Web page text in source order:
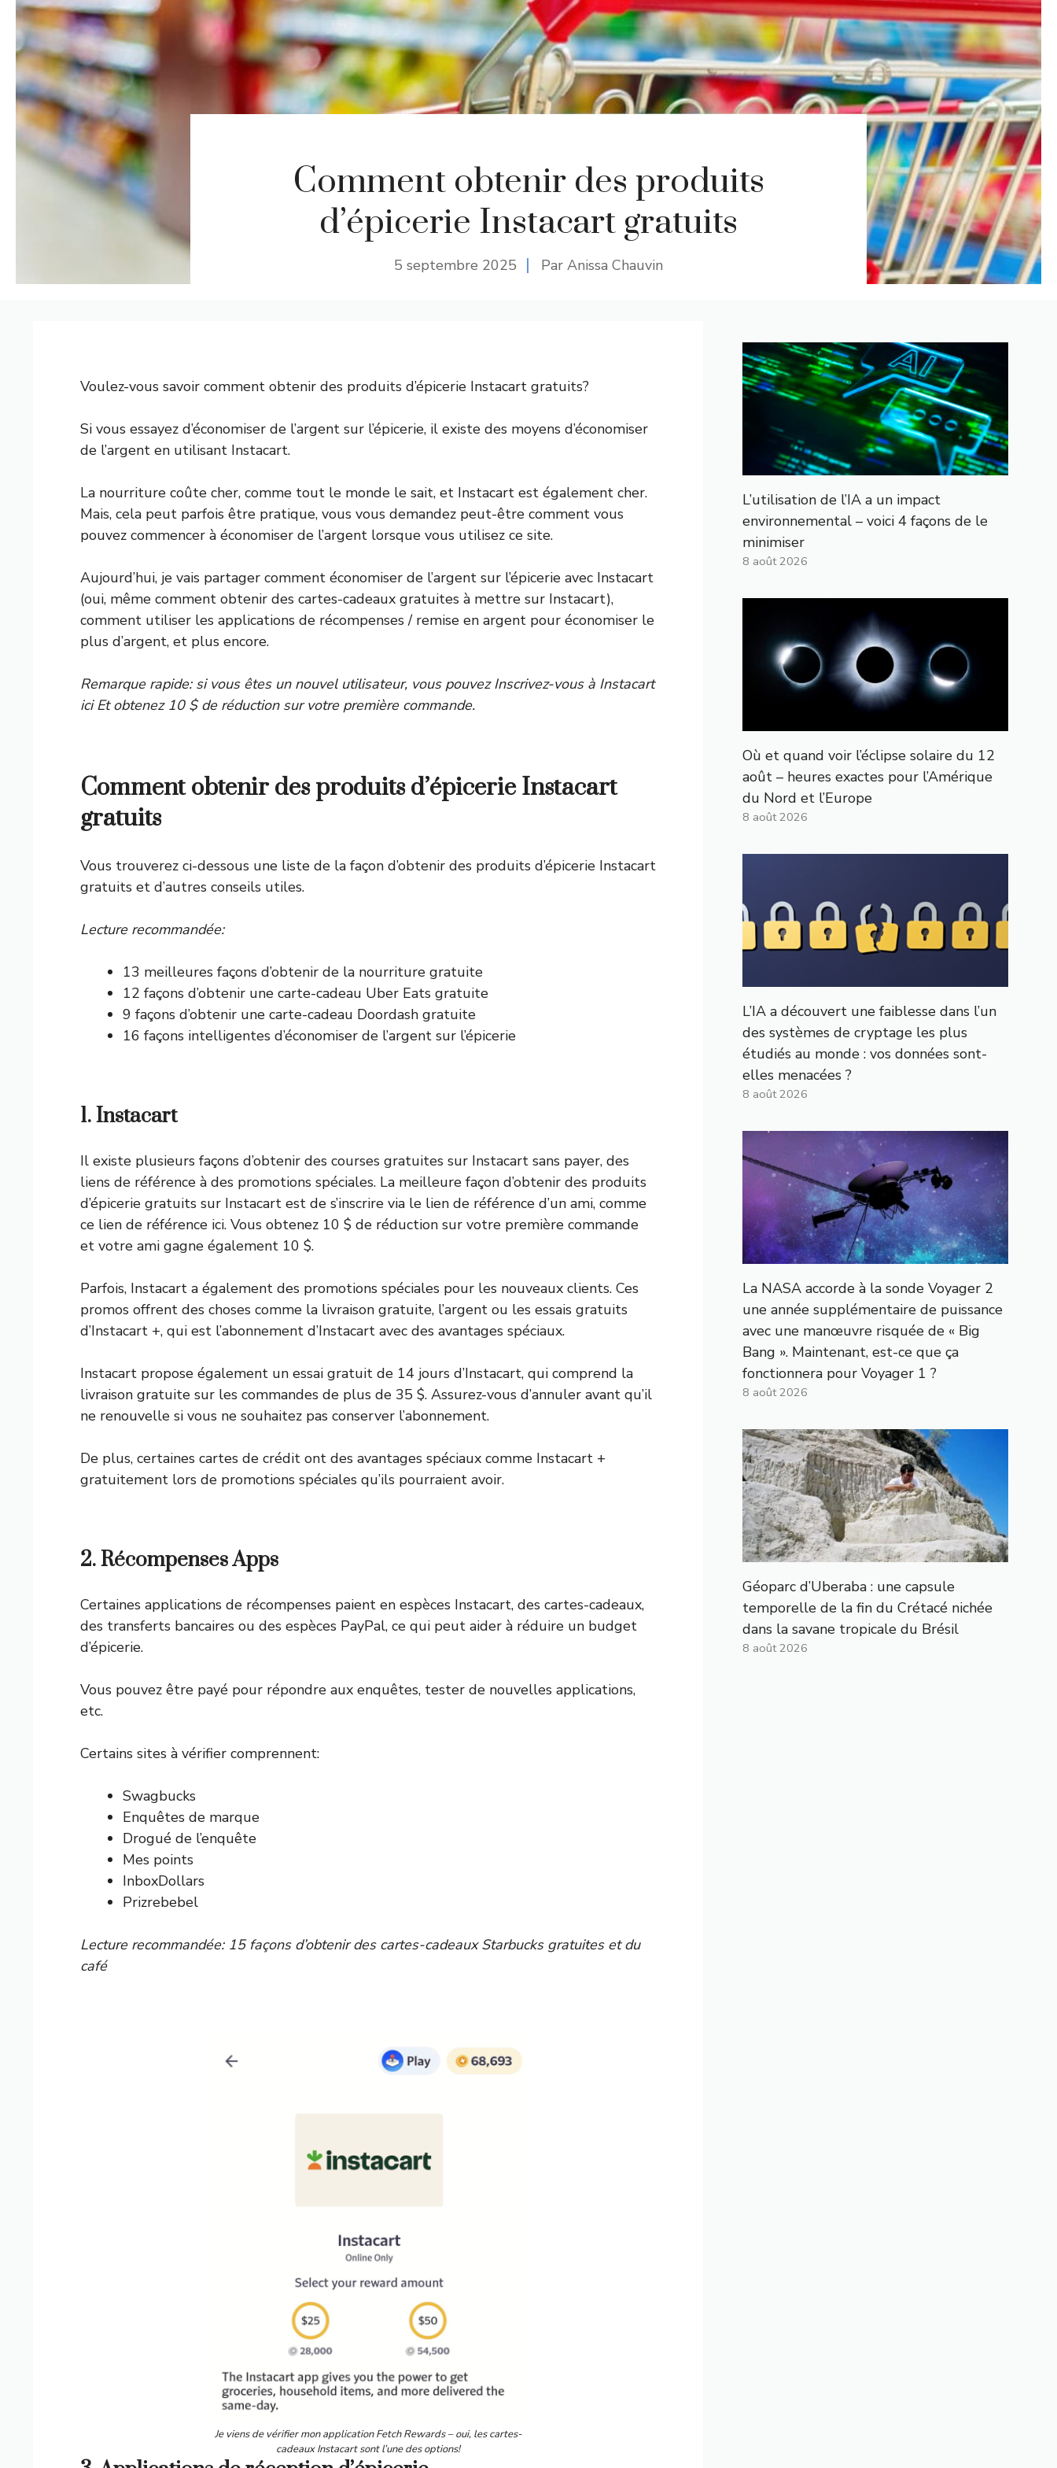
Comment obtenir des produits
d’épicerie Instacart gratuits
5 septembre 2025 Par Anissa Chauvin
Voulez-vous savoir comment obtenir des produits d’épicerie Instacart gratuits?
Si vous essayez d’économiser de l’argent sur l’épicerie, il existe des moyens d’économiser
de l’argent en utilisant Instacart.
La nourriture coûte cher, comme tout le monde le sait, et Instacart est également cher.
Mais, cela peut parfois être pratique, vous vous demandez peut-être comment vous
pouvez commencer à économiser de l’argent lorsque vous utilisez ce site.
Aujourd’hui, je vais partager comment économiser de l’argent sur l’épicerie avec Instacart
(oui, même comment obtenir des cartes-cadeaux gratuites à mettre sur Instacart),
comment utiliser les applications de récompenses / remise en argent pour économiser le
plus d’argent, et plus encore.
Remarque rapide: si vous êtes un nouvel utilisateur, vous pouvezInscrivez-vous à Instacart
iciEt obtenez 10 $ de réduction sur votre première commande.
Comment obtenir des produits d’épicerie Instacart
gratuits
Vous trouverez ci-dessous une liste de la façon d’obtenir des produits d’épicerie Instacart
gratuits et d’autres conseils utiles.
Lecture recommandée:
13 meilleures façons d’obtenir de la nourriture gratuite
12 façons d’obtenir une carte-cadeau Uber Eats gratuite
9 façons d’obtenir une carte-cadeau Doordash gratuite
16 façons intelligentes d’économiser de l’argent sur l’épicerie
1. Instacart
Il existe plusieurs façons d’obtenir des courses gratuites sur Instacart sans payer, des
liens de référence à des promotions spéciales. La meilleure façon d’obtenir des produits
d’épicerie gratuits sur Instacart est de s’inscrire via le lien de référence d’un ami, comme
ce lien de référence ici. Vous obtenez 10 $ de réduction sur votre première commande
et votre ami gagne également 10 $.
Parfois, Instacart a également des promotions spéciales pour les nouveaux clients. Ces
promos offrent des choses comme la livraison gratuite, l’argent ou les essais gratuits
d’Instacart +, qui est l’abonnement d’Instacart avec des avantages spéciaux.
Instacart propose également un essai gratuit de 14 jours d’Instacart, qui comprend la
livraison gratuite sur les commandes de plus de 35 $. Assurez-vous d’annuler avant qu’il
ne renouvelle si vous ne souhaitez pas conserver l’abonnement.
De plus, certaines cartes de crédit ont des avantages spéciaux comme Instacart +
gratuitement lors de promotions spéciales qu’ils pourraient avoir.
2. Récompenses Apps
Certaines applications de récompenses paient en espèces Instacart, des cartes-cadeaux,
des transferts bancaires ou des espèces PayPal, ce qui peut aider à réduire un budget
d’épicerie.
Vous pouvez être payé pour répondre aux enquêtes, tester de nouvelles applications,
etc.
Certains sites à vérifier comprennent:
Swagbucks
Enquêtes de marque
Drogué de l’enquête
Mes points
InboxDollars
Prizrebebel
Lecture recommandée: 15 façons d’obtenir des cartes-cadeaux Starbucks gratuites et du
café
Je viens de vérifier mon application Fetch Rewards – oui, les cartes-
cadeaux Instacart sont l’une des options!
L’utilisation de l’IA a un impact
environnemental – voici 4 façons de le
minimiser
8 août 2026
Où et quand voir l’éclipse solaire du 12
août – heures exactes pour l’Amérique
du Nord et l’Europe
8 août 2026
L’IA a découvert une faiblesse dans l’un
des systèmes de cryptage les plus
étudiés au monde : vos données sont-
elles menacées ?
8 août 2026
La NASA accorde à la sonde Voyager 2
une année supplémentaire de puissance
avec une manœuvre risquée de « Big
Bang ». Maintenant, est-ce que ça
fonctionnera pour Voyager 1 ?
8 août 2026
Géoparc d’Uberaba : une capsule
temporelle de la fin du Crétacé nichée
dans la savane tropicale du Brésil
8 août 2026